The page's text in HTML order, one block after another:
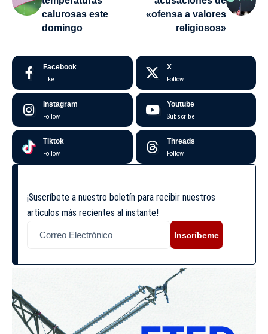
calurosas este
domingo
«ofensa a valores
religiosos»
Facebook
Like
X
Follow
Instagram
Follow
Youtube
Subscribe
Tiktok
Follow
Threads
Follow
¡Suscríbete a nuestro boletín para recibir nuestros
artículos más recientes al instante!
Inscríbeme